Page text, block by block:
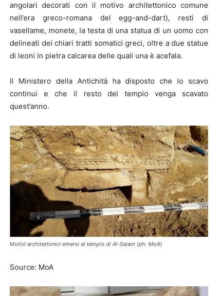
angolari decorati con il motivo architettonico comune
nell’era greco-romana del egg-and-dart), resti di
vasellame, monete, la testa di una statua di un uomo con
delineati dei chiari tratti somatici greci, oltre a due statue
di leoni in pietra calcarea delle quali una è acefala.
Il Ministero della Antichità ha disposto che lo scavo
continui e che il resto del tempio venga scavato
quest’anno.
Motivi architettonici emersi al tempio di Al-Salam (ph. MoA)
Source: MoA